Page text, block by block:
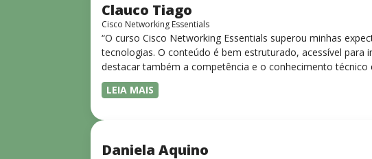
Clauco Tiago
Cisco Networking Essentials
“O curso Cisco Networking Essentials superou minhas
tecnologias. O conteúdo é bem estruturado, acessível
destacar também a competência e o conhecimento
complexos de forma clara e objetiva. Sua didática facilitou
desejam iniciar ou aprofundar seus conhecimentos em
LEIA MAIS
Daniela Aquino